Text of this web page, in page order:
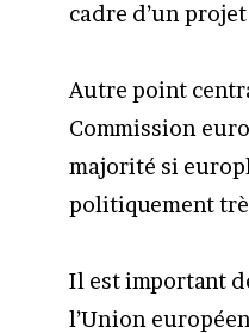
cadre d’un
Autre point
Commission
majorité si
politiquement
Il est important
l’Union